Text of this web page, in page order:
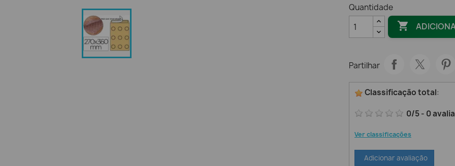
Quantidade

Partilhar
Classificação total:
0/5- 0
Ver classificações
Adicionar avaliação